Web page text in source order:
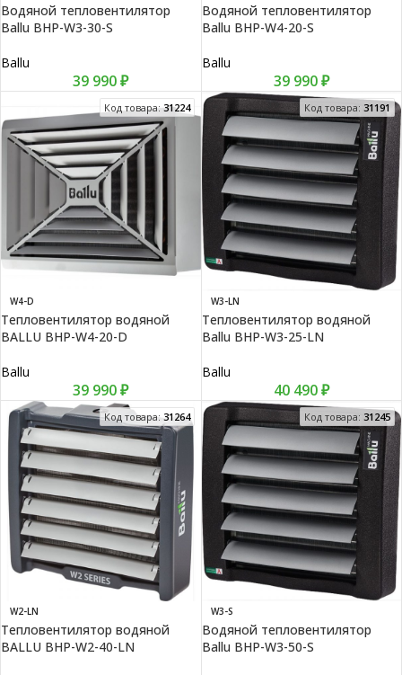
Водяной тепловентилятор
Ballu BHP-W3-30-S
Ballu
39 990₽
Водяной тепловентилятор
Ballu BHP-W4-20-S
Ballu
39 990₽
Код товара:31224
W4-D
Тепловентилятор водяной
BALLU BHP-W4-20-D
Ballu
39 990₽
Код товара: 31191
W3-LN
Тепловентилятор водяной
Ballu BHP-W3-25-LN
Ballu
40 490₽
Код товара: 31264
W2-LN
Тепловентилятор водяной
BALLU BHP-W2-40-LN
Код товара: 31245
W3-S
Водяной тепловентилятор
Ballu BHP-W3-50-S